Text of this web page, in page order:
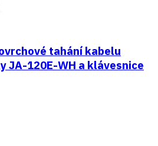
tahání kabelu
JA-120E-WH a klávesnice